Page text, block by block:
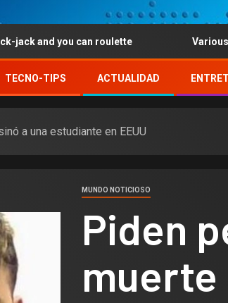
can roulette Various other
TECNO-TIPS ACTUALIDAD
a una estudiante en EEUU
MUNDO NOTICIOSO
Piden